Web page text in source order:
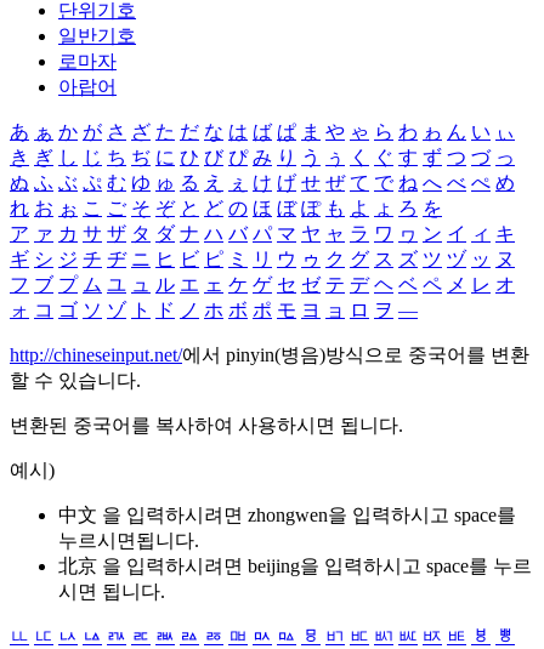
단위기호
일반기호
로마자
아랍어
あ ぁ か が さ ざ た だ な は ば ぱ ま や ゃ ら わ ゎ ん い ぃ
き ぎ し じ ち ぢ に ひ び ぴ み り う ぅ く ぐ す ず つ づ っ
ぬ ふ ぶ ぷ む ゆ ゅ る え ぇ け げ せ ぜ て で ね へ べ ぺ め
れ お ぉ こ ご そ ぞ と ど の ほ ぼ ぽ も よ ょ ろ を
ア ァ カ サ ザ タ ダ ナ ハ バ パ マ ヤ ャ ラ ワ ヮ ン イ ィ キ
ギ シ ジ チ ヂ ニ ヒ ビ ピ ミ リ ウ ゥ ク グ ス ズ ツ ヅ ッ ヌ
フ ブ プ ム ユ ュ ル エ ェ ケ ゲ セ ゼ テ デ ヘ ベ ペ メ レ オ
ォ コ ゴ ソ ゾ ト ド ノ ホ ボ ポ モ ヨ ョ ロ ヲ ―
http://chineseinput.net/에서 pinyin(병음)방식으로 중국어를 변환
할 수 있습니다.
변환된 중국어를 복사하여 사용하시면 됩니다.
예시)
中文 을 입력하시려면 zhongwen을 입력하시고 space를
누르시면됩니다.
北京 을 입력하시려면 beijing을 입력하시고 space를 누르
시면 됩니다.
ㅥ ㅦ ㅧ ㅨ ㅩ ㅪ ㅫ ㅬ ㅭ ㅮ ㅯ ㅰ ㅱ ㅲ ㅳ ㅴ ㅵ ㅶ ㅷ ㅸ
ㅹ